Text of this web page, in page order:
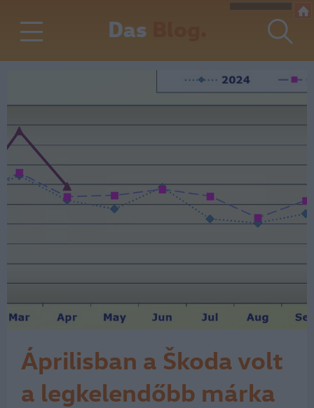
Das
Áprilisban a Škoda volt
a legkelendőbb márka